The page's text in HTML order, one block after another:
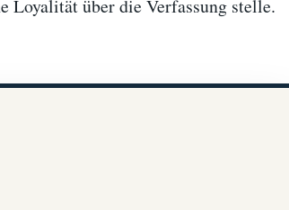
Loyalität über die Verfassung stelle.